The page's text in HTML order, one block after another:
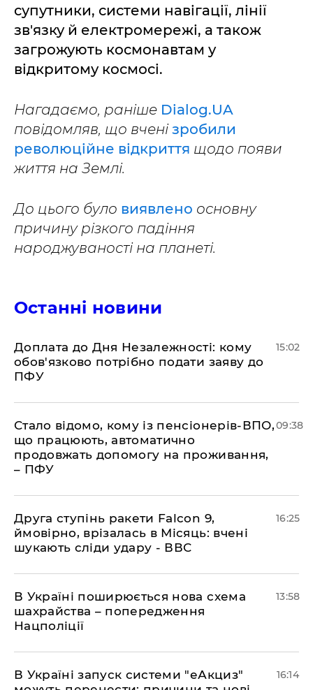
супутники, системи навігації, лінії
зв'язку й електромережі, а також
загрожують космонавтам у
відкритому космосі.
Нагадаємо, раніше Dialog.UA
повідомляв, що вчені зробили
революційне відкриття щодо появи
життя на Землі.
До цього було виявлено основну
причину різкого падіння
народжуваності на планеті.
Останні новини
Доплата до Дня Незалежності: кому
обов'язково потрібно подати заяву до
ПФУ
15:02
Стало відомо, кому із пенсіонерів-ВПО,
що працюють, автоматично
продовжать допомогу на проживання,
– ПФУ
09:38
​Друга ступінь ракети Falcon 9,
ймовірно, врізалась в Місяць: вчені
шукають сліди удару - ВВС
16:25
В Україні поширюється нова схема
шахрайства – попередження
Нацполіції
13:58
​В Україні запуск системи "еАкциз"
16:14